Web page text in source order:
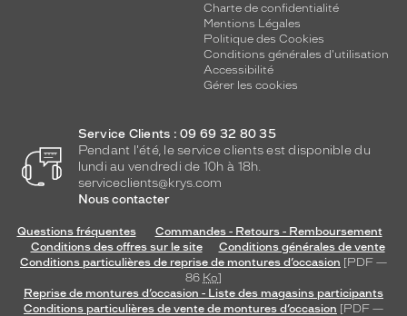
Charte de confidentialité
Mentions Légales
Politique des Cookies
Conditions générales d'utilisation
Accessibilité
Gérer les cookies
Service Clients : 09 69 32 80 35
Pendant l'été, le service clients est disponible du
lundi au vendredi de 10h à 18h.
serviceclients@krys.com
Nous contacter
Questions fréquentes
Commandes - Retours - Remboursement
Conditions des offres sur le site
Conditions générales de vente
Conditions particulières de reprise de montures d’occasion [PDF —
86 Ko]
Reprise de montures d’occasion - Liste des magasins participants
Conditions particulières de vente de montures d’occasion [PDF —